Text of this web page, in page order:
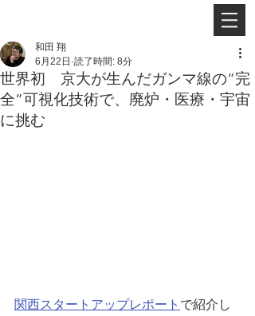
世界初 京大が生んだガンマ線の“完
全”可視化技術で、廃炉・医療・宇宙
に挑む
和田 翔
6月22日 読了時間: 8分
関西スタートアップレポート で紹介し